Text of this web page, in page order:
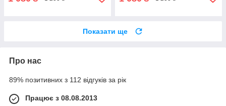
Показати ще
Про нас
89% позитивних з 112 відгуків за рік
Працює з 08.08.2013